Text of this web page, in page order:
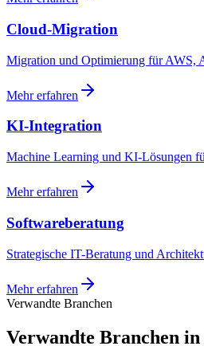
Cloud-Migration
Migration und Optimierung für AWS,
Mehr erfahren
KI-Integration
Machine Learning und KI-Lösungen
Mehr erfahren
Softwareberatung
Strategische IT-Beratung und
Mehr erfahren
Verwandte Branchen
Verwandte Branchen in